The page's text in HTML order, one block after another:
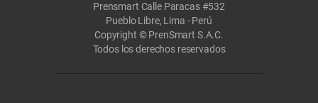
Prensmart Calle Paracas #532
Pueblo Libre, Lima - Perú
Copyright © PrenSmart S.A.C.
Todos los derechos reservados